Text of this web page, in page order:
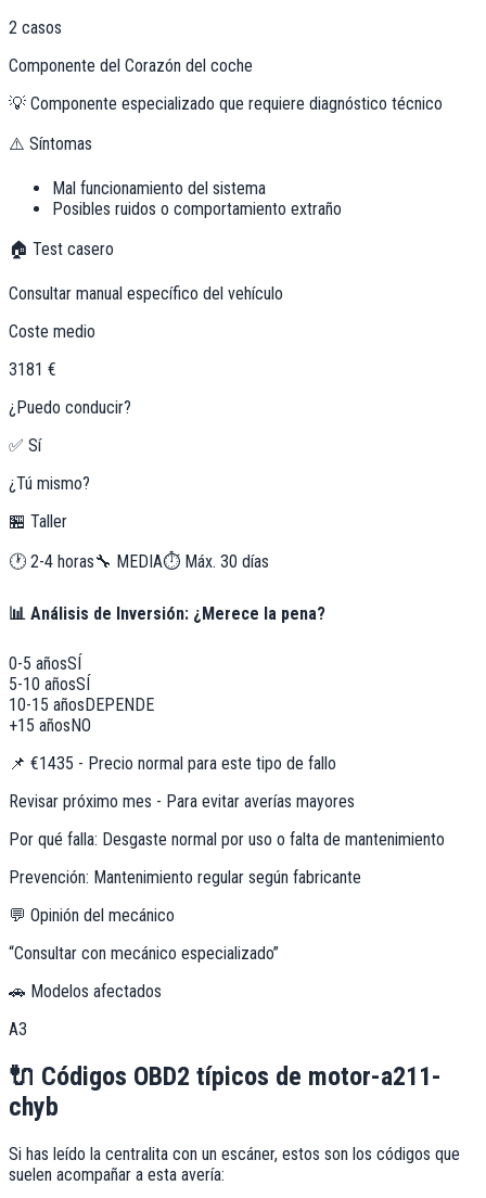
2 casos
Componente del Corazón del coche
💡 Componente especializado que requiere diagnóstico técnico
⚠️ Síntomas
Mal funcionamiento del sistema
Posibles ruidos o comportamiento extraño
🏠 Test casero
Consultar manual específico del vehículo
Coste medio
3181 €
¿Puedo conducir?
✅ Sí
¿Tú mismo?
🏪 Taller
🕐 2-4 horas🔧 MEDIA⏱️ Máx. 30 días
📊 Análisis de Inversión: ¿Merece la pena?
0-5 añosSÍ
5-10 añosSÍ
10-15 años DEPENDE
+15 años NO
📌 €1435 - Precio normal para este tipo de fallo
Revisar próximo mes - Para evitar averías mayores
Por qué falla: Desgaste normal por uso o falta de mantenimiento
Prevención: Mantenimiento regular según fabricante
💬 Opinión del mecánico
“Consultar con mecánico especializado”
🚗 Modelos afectados
A3
🔌 Códigos OBD2 típicos de motor-a211-
chyb
Si has leído la centralita con un escáner, estos son los códigos que
suelen acompañar a esta avería: